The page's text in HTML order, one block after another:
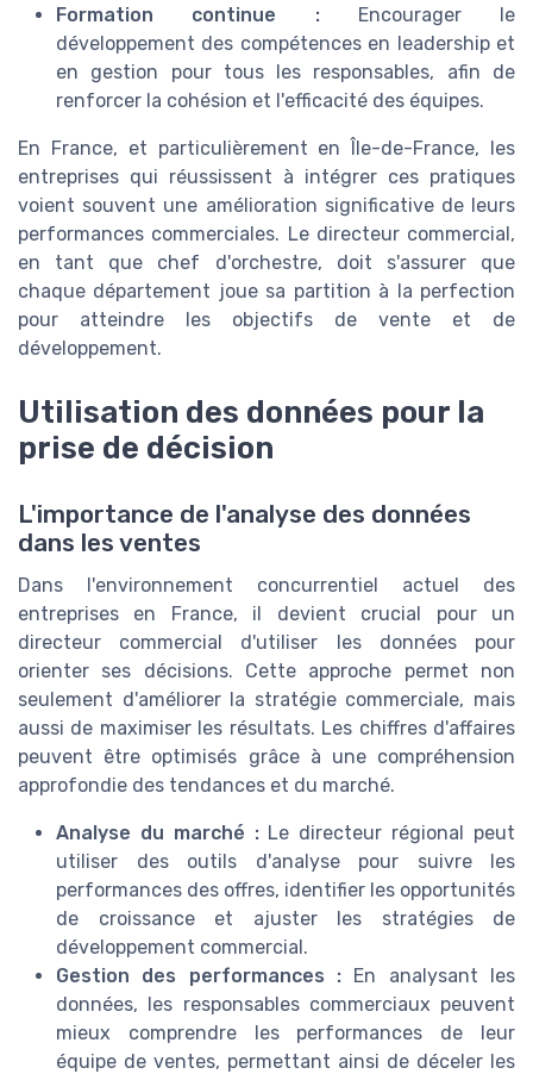
Formation continue :Encourager le
développement des compétences en leadership et
en gestion pour tous les responsables, afin de
renforcer la cohésion et l'efficacité des équipes.
En France, et particulièrement en Île-de-France, les
entreprises qui réussissent à intégrer ces pratiques
voient souvent une amélioration significative de leurs
performances commerciales. Le directeur commercial,
en tant que chef d'orchestre, doit s'assurer que
chaque département joue sa partition à la perfection
pour atteindre les objectifs de vente et de
développement.
Utilisation des données pour la
prise de décision
L'importance de l'analyse des données
dans les ventes
Dans l'environnement concurrentiel actuel des
entreprises en France, il devient crucial pour un
directeur commercial d'utiliser les données pour
orienter ses décisions. Cette approche permet non
seulement d'améliorer la stratégie commerciale, mais
aussi de maximiser les résultats. Les chiffres d'affaires
peuvent être optimisés grâce à une compréhension
approfondie des tendances et du marché.
Analyse du marché :Le directeur régional peut
utiliser des outils d'analyse pour suivre les
performances des offres, identifier les opportunités
de croissance et ajuster les stratégies de
développement commercial.
Gestion des performances : En analysant les
données, les responsables commerciaux peuvent
mieux comprendre les performances de leur
équipe de ventes, permettant ainsi de déceler les